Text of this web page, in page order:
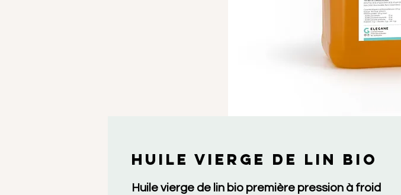
HUILE VIERGE DE LIN BIO
Huile vierge de lin bio première pression à froid